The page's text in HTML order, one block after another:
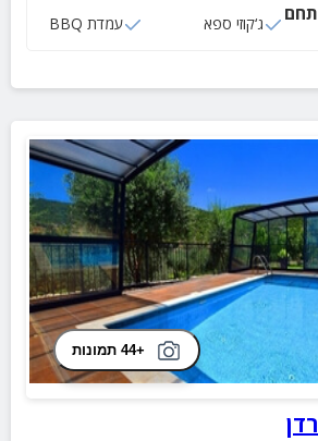
ג‘קוזי ספא עמדת BBQ
+44 תמונות